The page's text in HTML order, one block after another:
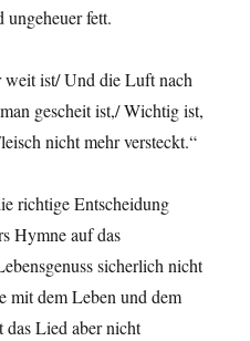
ungeheuer fett.
weit ist/ Und die Luft nach
gescheit ist,/ Wichtig ist,
nicht mehr versteckt.“
richtige Entscheidung
Hymne auf das
sicherlich nicht
mit dem Leben und dem
das Lied aber nicht